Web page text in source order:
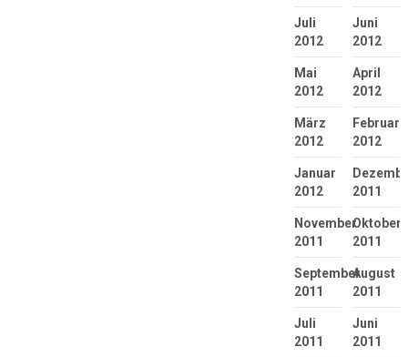
Juli
2012
Juni
2012
Mai
2012
April
2012
März
2012
Februar
2012
Januar
2012
2011
November
2011
Oktober
2011
September
2011
August
2011
Juli
2011
Juni
2011